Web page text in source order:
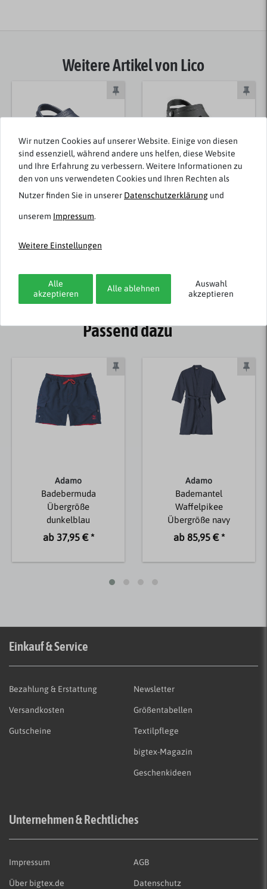
Weitere Artikel von Lico
Bequeme Clogs navy
Passend dazu
Adamo
Badebermuda
Übergröße
dunkelblau
ab 37,95 € *
Adamo
Bademantel
Waffelpikee
Übergröße navy
ab 85,95 € *
Wir nutzen Cookies auf unserer Website. Einige von diesen
sind essenziell, während andere uns helfen, diese Website
und Ihre Erfahrung zu verbessern. Weitere Informationen zu
den von uns verwendeten Cookies und Ihren Rechten als
Nutzer finden Sie in unserer Daten­schutz­erklärung und
unserem Impressum.
Weitere Einstellungen
Alle
akzeptieren
Alle ablehnen
Auswahl
akzeptieren
Einkauf & Service
Bezahlung & Erstattung
Versandkosten
Gutscheine
Newsletter
Größentabellen
Textilpflege
bigtex-Magazin
Geschenkideen
Unternehmen & Rechtliches
Impressum
Über bigtex.de
AGB
Datenschutz